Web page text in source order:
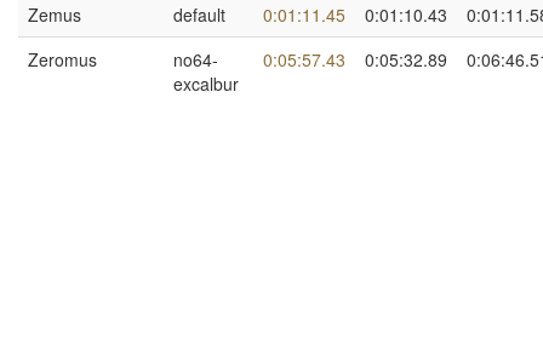
Zemus default 0:01:11.45 0:01:10.43
Zeromus
no64-
excalbur
0:05:57.43 0:05:32.89